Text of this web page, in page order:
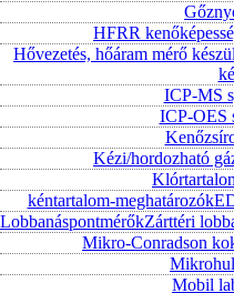
HFRR
Hővezetés, hőáram mérő
ICP-MS
ICP-OES
Kézi/hordozható
kéntartalom-meghatározók
LobbanáspontmérőkZárttéri
Mikro-Conradson
Mobil